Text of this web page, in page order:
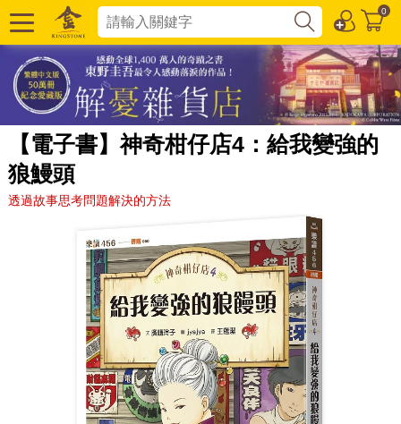
0
【電子書】神奇柑仔店4：給我變強的
狼鰻頭
透過故事思考問題解決的方法